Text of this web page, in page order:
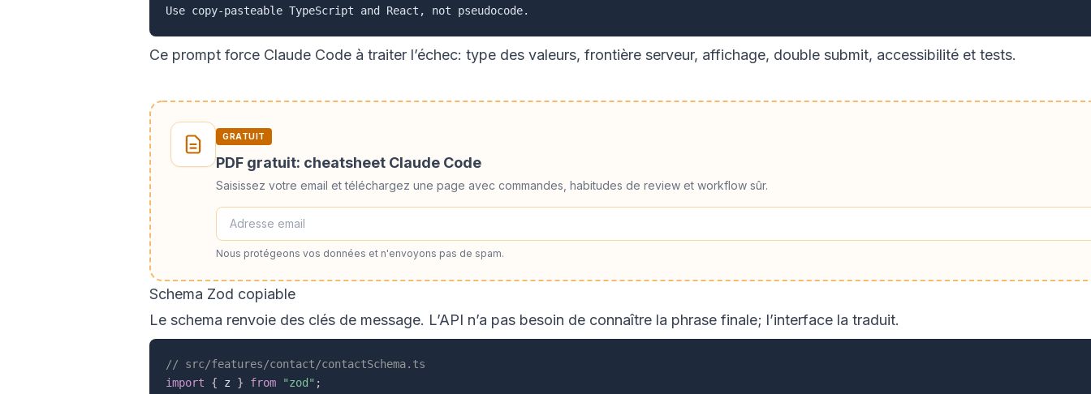
Ce prompt force Claude Code à traiter l’échec: type des valeurs, frontière serveur, affichage, double submit, accessibilité et tests.
GRATUIT
PDF gratuit: cheatsheet Claude Code
Saisissez votre email et téléchargez une page avec commandes, habitudes de review et workflow sûr.
Nous protégeons vos données et n'envoyons pas de spam.
Schema Zod copiable
Le schema renvoie des clés de message. L’API n’a pas besoin de connaître la phrase finale; l’interface la traduit.
// src/features/contact/contactSchema.ts
import
{ z } from "zod" ;